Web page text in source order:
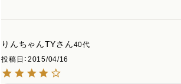
りんちゃんTY
40代
投稿日
2015/04/16